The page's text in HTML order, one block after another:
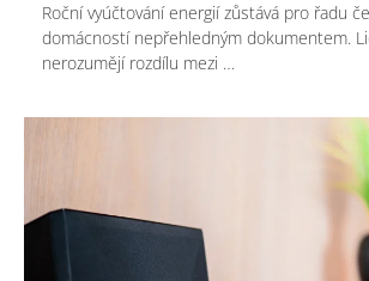
Roční vyúčtování energií zůstává pro řadu
domácností nepřehledným dokumentem.
nerozumějí rozdílu mezi …